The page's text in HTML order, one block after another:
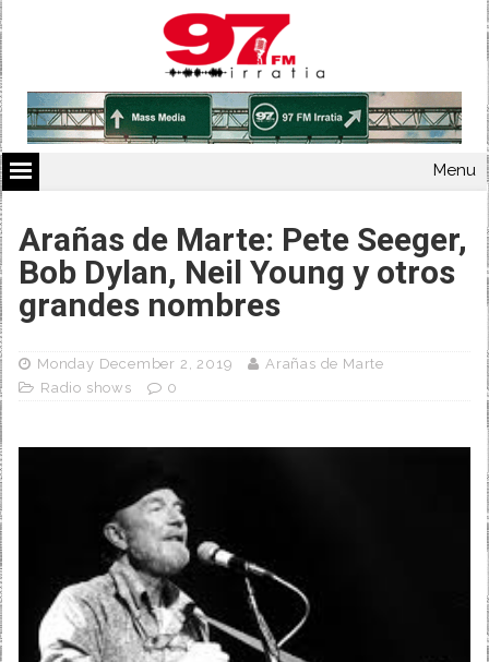
Menu
Arañas de Marte: Pete Seeger,
Bob Dylan, Neil Young y otros
grandes nombres
Monday December 2, 2019
Arañas de Marte
Radio shows
0